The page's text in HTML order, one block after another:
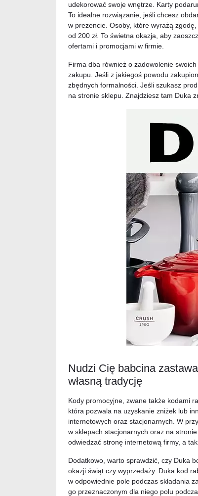
udekorować swoje wnętrze. Karty
To idealne rozwiązanie, jeśli chcesz
w prezencie. Osoby, które wyrażą
od 200 zł. To świetna okazja, aby
ofertami i promocjami w firmie.
Firma dba również o zadowolenie
zakupu. Jeśli z jakiegoś powodu
zbędnych formalności. Jeśli szukasz
na stronie sklepu. Znajdziesz tam Duka
Nudzi Cię babcina
własną tradycję
Kody promocyjne, zwane także kodami
która pozwala na uzyskanie zniżek lub
internetowych oraz stacjonarnych. W
w sklepach stacjonarnych oraz na
odwiedzać stronę internetową firmy, a
Dodatkowo, warto sprawdzić, czy Duka
okazji świąt czy wyprzedaży. Duka kod
w odpowiednie pole podczas składania
go przeznaczonym dla niego polu